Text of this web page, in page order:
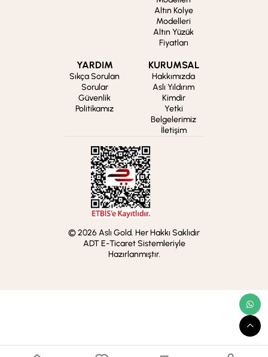
Altın Kolye
Modelleri
Altın Yüzük
Fiyatları
YARDIM
Sıkça Sorulan
Sorular
Güvenlik
Politikamız
KURUMSAL
Hakkımızda
Aslı Yıldırım
Kimdir
Yetki
Belgelerimiz
İletişim
© 2026 Aslı Gold. Her Hakkı Saklıdır
ADT E-Ticaret Sistemleriyle
Hazırlanmıştır.